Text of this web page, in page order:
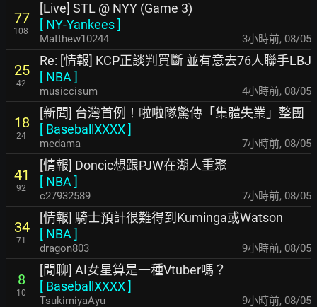
77
108
[Live] STL @ NYY (Game 3)
[ NY-Yankees]
Matthew10244 3小時前, 08/05
25
42
Re: [情報] KCP正談判買斷 並有意去76人聯手LBJ
[ NBA ]
musiccisum 4小時前, 08/05
18
24
[新聞] 台灣首例！啦啦隊驚傳「集體失業」整團
[ BaseballXXXX]
medama 7小時前, 08/05
41
92
[情報] Doncic想跟PJW在湖人重聚
[ NBA ]
c27932589 7小時前, 08/05
34
71
[情報] 騎士預計很難得到Kuminga或Watson
[ NBA ]
dragon803 9小時前, 08/05
8
10
[閒聊] AI女星算是一種Vtuber嗎？
[ BaseballXXXX]
TsukimiyaAyu 9小時前, 08/05